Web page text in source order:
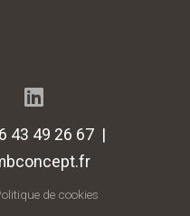
43 49 26 67 |
de cookies